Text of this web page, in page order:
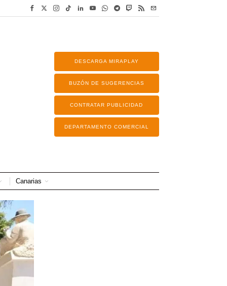
DESCARGA MIRAPLAY
BUZÓN DE SUGERENCIAS
CONTRATAR PUBLICIDAD
DEPARTAMENTO COMERCIAL
Canarias